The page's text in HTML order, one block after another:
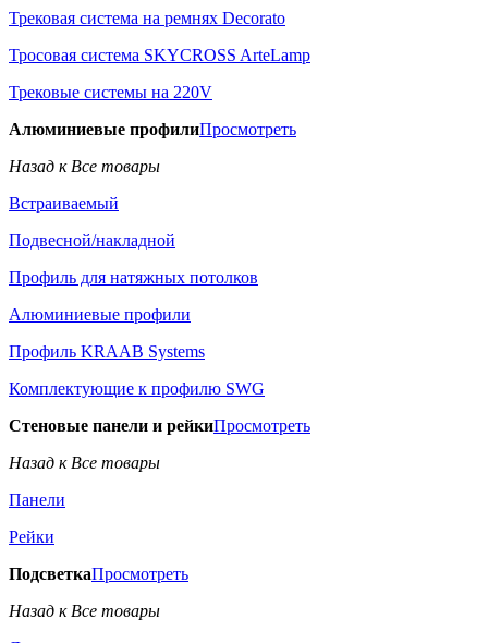
Трековая система на ремнях Decorato
Тросовая система SKYCROSS ArteLamp
Трековые системы на 220V
Алюминиевые профилиПросмотреть
Назад к Все товары
Встраиваемый
Подвесной/накладной
Профиль для натяжных потолков
Алюминиевые профили
Профиль KRAAB Systems
Комплектующие к профилю SWG
Стеновые панели и рейкиПросмотреть
Назад к Все товары
Панели
Рейки
ПодсветкаПросмотреть
Назад к Все товары